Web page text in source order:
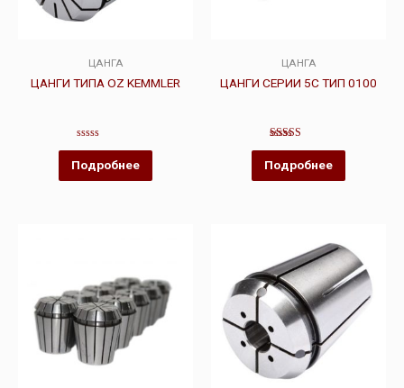
ЦАНГА
ЦАНГИ ТИПА OZ KEMMLER
Оценка
0
из
5
Подробнее
ЦАНГА
ЦАНГИ СЕРИИ 5C ТИП 0100
Оценка
из 5
Подробнее